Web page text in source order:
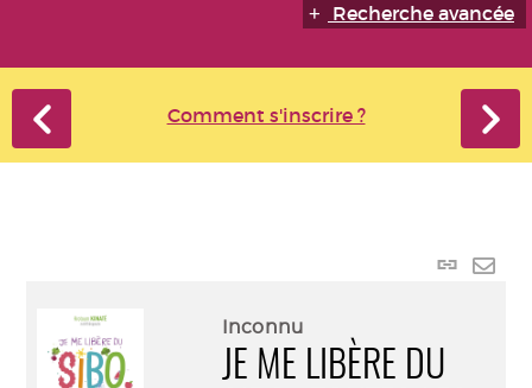
Recherche avancée
Comment s'inscrire ?
Lien
Inconnu
JE ME LIBÈRE DU